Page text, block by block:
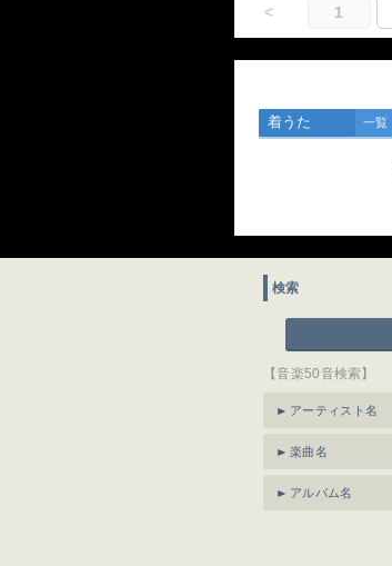
< 1
着うた 一覧
検索
【音楽50音検索】
アーティスト名
楽曲名
アルバム名